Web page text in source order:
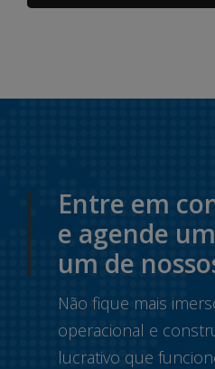
Entre em
e agende
um de
Não fique mais
operacional e
lucrativo que